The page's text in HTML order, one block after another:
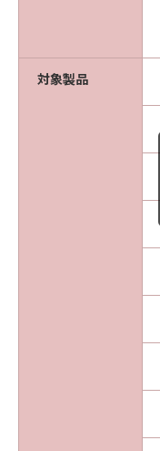
対象製品